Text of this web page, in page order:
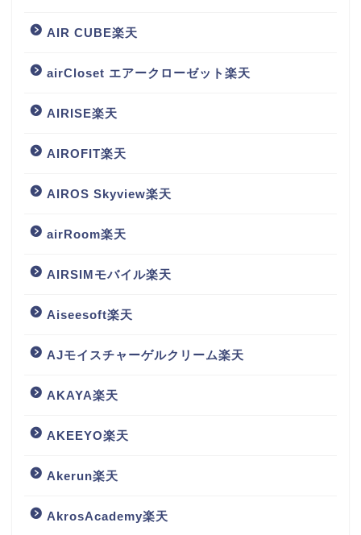
AIR CUBE楽天
airCloset エアークローゼット楽天
AIRISE楽天
AIROFIT楽天
AIROS Skyview楽天
airRoom楽天
AIRSIMモバイル楽天
Aiseesoft楽天
AJモイスチャーゲルクリーム楽天
AKAYA楽天
AKEEYO楽天
Akerun楽天
AkrosAcademy楽天